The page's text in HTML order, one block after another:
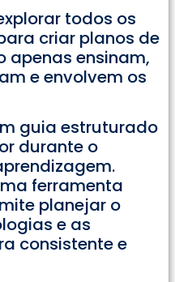
todos os
criar planos de
apenas ensinam,
e envolvem os
guia estruturado
durante o
ferramenta
planejar o
e as
consistente e